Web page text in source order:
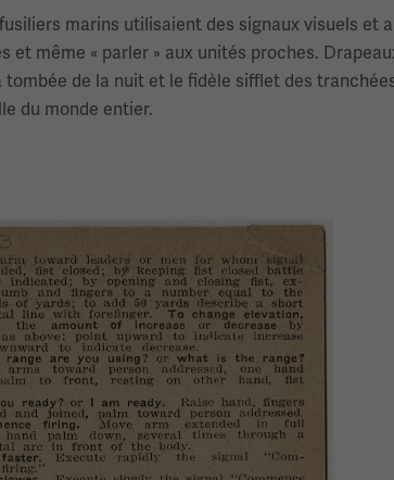
marins utilisaient des signaux visuels et
même « parler » aux unités proches.
de la nuit et le fidèle sifflet des
du monde entier.